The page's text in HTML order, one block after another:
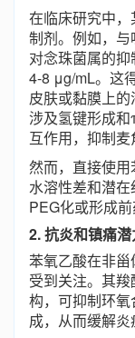
在临床研究中
制剂。例如，
对念珠菌属的
4-8 μg/mL。这
皮肤或黏膜上
涉及氢键形成
互作用，抑制麦
然而，直接使
水溶性差和潜
PEG化或形成前
2. 抗炎和镇痛
苯氧乙酸在非
受到关注。其
构，可抑制环
成，从而缓解炎